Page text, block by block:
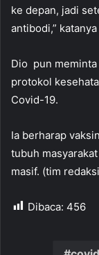
ke depan, jadi
antibodi,” katanya
Dio pun meminta
protokol
Covid-19.
Ia berharap
tubuh
masif. (tim
Dibaca: 456